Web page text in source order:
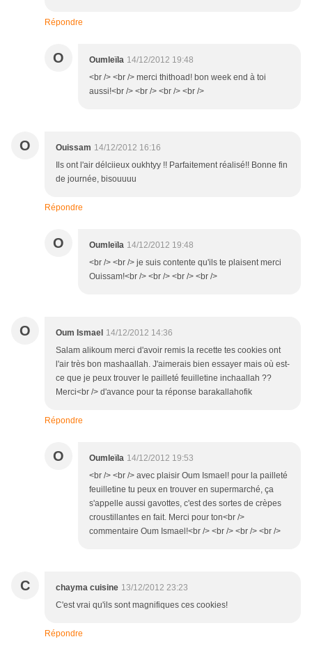
Répondre
O Oumleïla 14/12/2012 19:48
<br /> <br /> merci thithoad! bon week end à toi
aussi!<br /> <br /> <br /> <br />
O Ouissam 14/12/2012 16:16
Ils ont l'air délciieux oukhtyy !! Parfaitement réalisé!! Bonne fin
de journée, bisouuuu
Répondre
O Oumleïla 14/12/2012 19:48
<br /> <br /> je suis contente qu'ils te plaisent merci
Ouissam!<br /> <br /> <br /> <br />
O Oum Ismael 14/12/2012 14:36
Salam alikoum merci d'avoir remis la recette tes cookies ont
l'air très bon mashaallah. J'aimerais bien essayer mais où est-
ce que je peux trouver le pailleté feuilletine inchaallah ??
Merci<br /> d'avance pour ta réponse barakallahofik
Répondre
O Oumleïla 14/12/2012 19:53
<br /> <br /> avec plaisir Oum Ismael! pour la pailleté
feuilletine tu peux en trouver en supermarché, ça
s'appelle aussi gavottes, c'est des sortes de crèpes
croustillantes en fait. Merci pour ton<br />
commentaire Oum Ismael!<br /> <br /> <br /> <br />
C chayma cuisine 13/12/2012 23:23
C'est vrai qu'ils sont magnifiques ces cookies!
Répondre